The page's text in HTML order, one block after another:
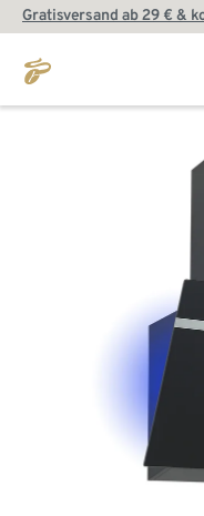
Gratisversand ab 29 € &